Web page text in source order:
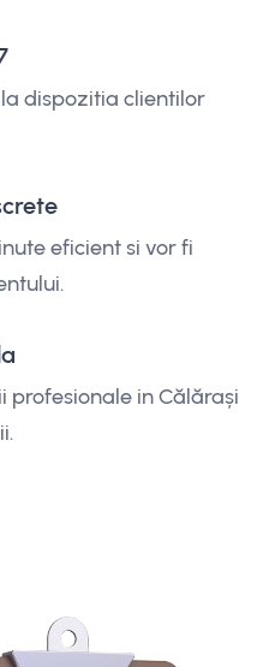
la dispozitia clientilor
eficient si vor fi
profesionale in Călărași